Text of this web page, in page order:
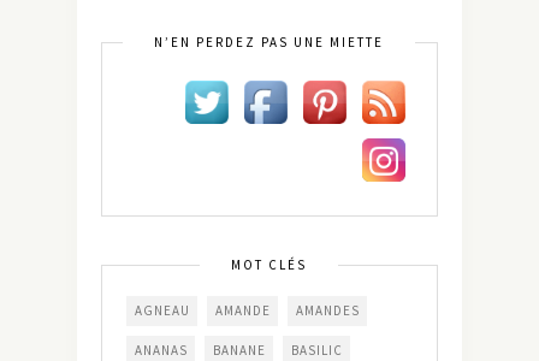
N’EN PERDEZ PAS UNE MIETTE
MOT CLÉS
AGNEAU AMANDE AMANDES
ANANAS BANANE BASILIC